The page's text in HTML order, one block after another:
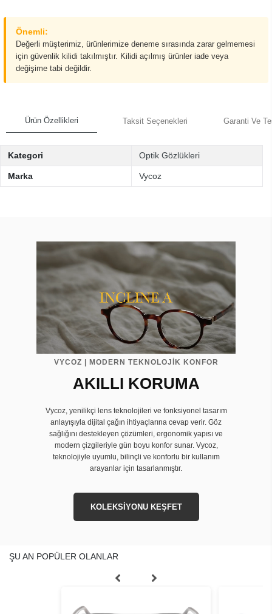
Önemli:
Değerli müşterimiz, ürünlerimize deneme sırasında zarar gelmemesi
için güvenlik kilidi takılmıştır. Kilidi açılmış ürünler iade veya
değişime tabi değildir.
Ürün Özellikleri Taksit Seçenekleri Garanti Ve
Kategori Optik Gözlükleri
Marka Vycoz
VYCOZ | MODERN TEKNOLOJİK KONFOR
AKILLI KORUMA
Vycoz, yenilikçi lens teknolojileri ve fonksiyonel tasarım
anlayışıyla dijital çağın ihtiyaçlarına cevap verir. Göz
sağlığını destekleyen çözümleri, ergonomik yapısı ve
modern çizgileriyle gün boyu konfor sunar. Vycoz,
teknolojiyle uyumlu, bilinçli ve konforlu bir kullanım
arayanlar için tasarlanmıştır.
KOLEKSİYONU KEŞFET
ŞU AN POPÜLER OLANLAR